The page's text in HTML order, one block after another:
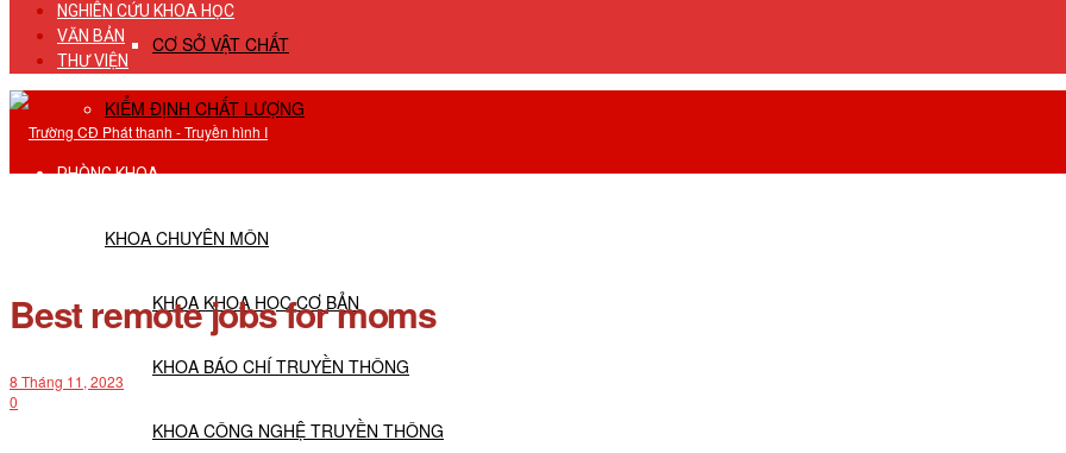
CƠ SỞ VẬT CHẤT
KIỂM ĐỊNH CHẤT LƯỢNG
PHÒNG KHOA
KHOA CHUYÊN MÔN
KHOA KHOA HỌC CƠ BẢN
KHOA BÁO CHÍ TRUYỀN THÔNG
KHOA CÔNG NGHỆ TRUYỀN THÔNG
NGHIÊN CỨU KHOA HỌC
VĂN BẢN
THƯ VIỆN
Best remote jobs for moms
8 Tháng 11, 2023
0